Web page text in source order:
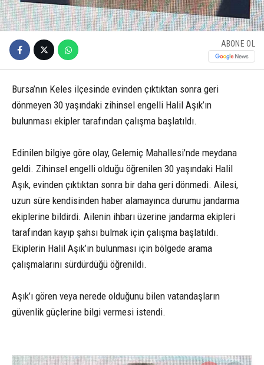
ABONE OL
Bursa’nın Keles ilçesinde evinden çıktıktan sonra geri
dönmeyen 30 yaşındaki zihinsel engelli Halil Aşık’ın
bulunması ekipler tarafından çalışma başlatıldı.
Edinilen bilgiye göre olay, Gelemiç Mahallesi’nde meydana
geldi. Zihinsel engelli olduğu öğrenilen 30 yaşındaki Halil
Aşık, evinden çıktıktan sonra bir daha geri dönmedi. Ailesi,
uzun süre kendisinden haber alamayınca durumu jandarma
ekiplerine bildirdi. Ailenin ihbarı üzerine jandarma ekipleri
tarafından kayıp şahsı bulmak için çalışma başlatıldı.
Ekiplerin Halil Aşık’ın bulunması için bölgede arama
çalışmalarını sürdürdüğü öğrenildi.
Aşık’ı gören veya nerede olduğunu bilen vatandaşların
güvenlik güçlerine bilgi vermesi istendi.